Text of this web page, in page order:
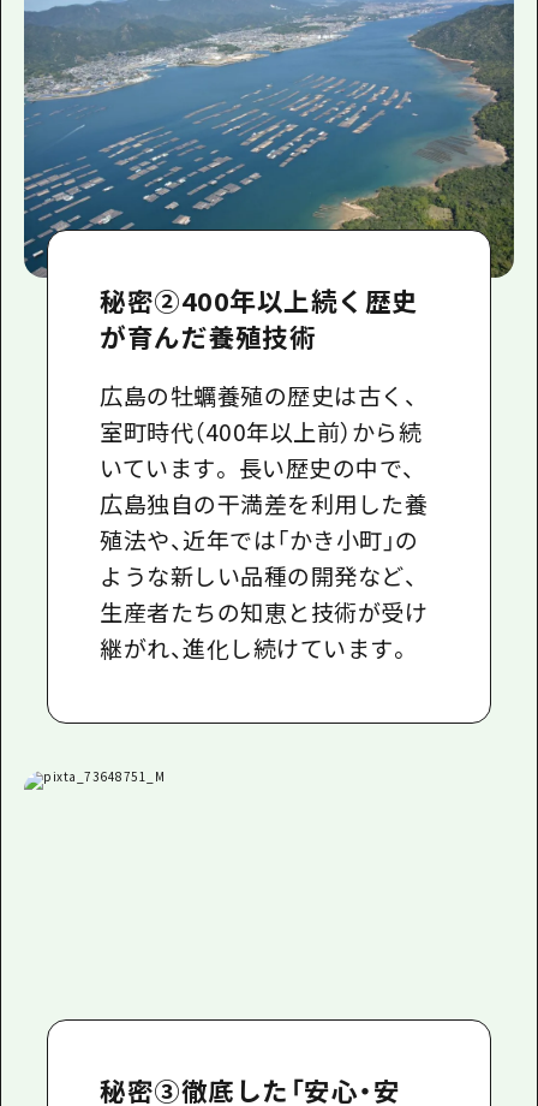
秘密②400年以上続く歴史
が育んだ養殖技術
広島の牡蠣養殖の歴史は古く、
室町時代（400年以上前）から続
いています。 長い歴史の中で、
広島独自の干満差を利用した養
殖法や、近年では「かき小町」の
ような新しい品種の開発など、
生産者たちの知恵と技術が受け
継がれ、進化し続けています。
秘密③徹底した「安心・安